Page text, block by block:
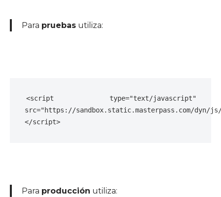
Para pruebas utiliza:
<script type="text/javascript"
src="https://sandbox.static.masterpass.com/
</script>
Para producción utiliza: